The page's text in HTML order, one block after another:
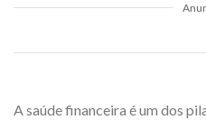
A saúde financeira é um dos